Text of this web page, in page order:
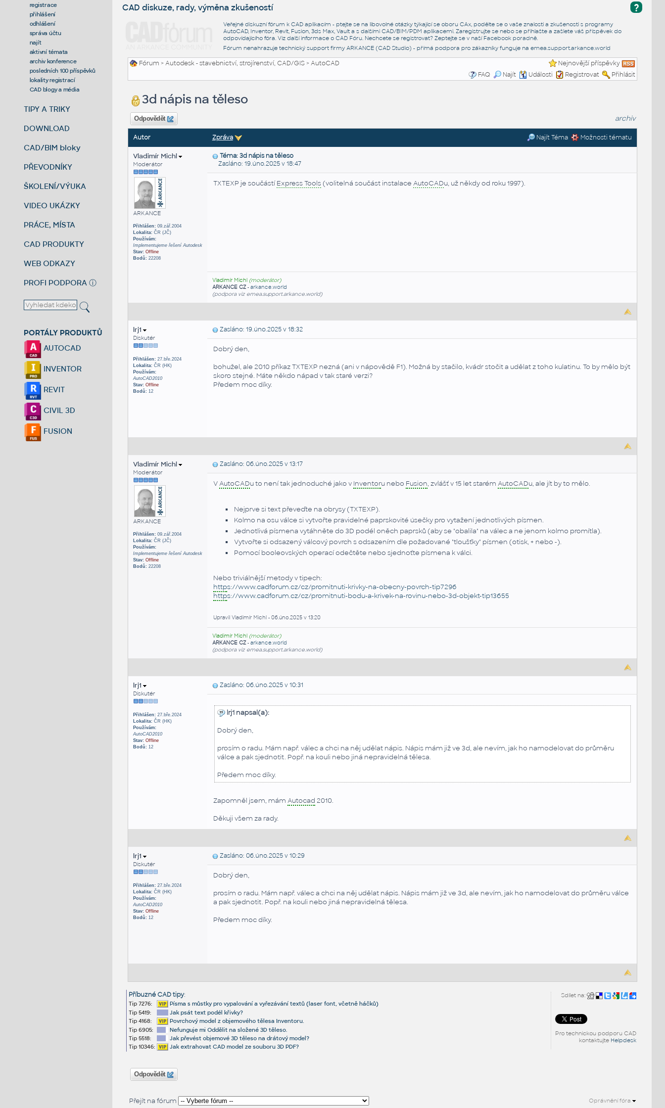
registrace
přihlášení
odhlášení
správa účtu
najít
aktivní témata
archiv konference
posledních 100 příspěvků
lokality registrací
CAD blogy a média
TIPY A TRIKY
DOWNLOAD
CAD/BIM bloky
PŘEVODNÍKY
ŠKOLENÍ/VÝUKA
VIDEO UKÁZKY
PRÁCE, MÍSTA
CAD PRODUKTY
WEB ODKAZY
PROFI PODPORA ⓘ
PORTÁLY PRODUKTŮ
AUTOCAD
INVENTOR
REVIT
CIVIL 3D
FUSION
?
CAD diskuze, rady, výměna zkušeností
Veřejné diskuzní fórum k CAD aplikacím - ptejte se na libovolné otázky týkající se oboru CAx, podělte se o vaše znalosti a zkušenosti s programy
AutoCAD, Inventor, Revit, Fusion, 3ds Max, Vault a s dalšími CAD/BIM/PDM aplikacemi. Zaregistrujte se nebo se přihlašte a zašlete váš příspěvek do
odpovídajícího fóra. Viz další informace o CAD Fóru. Nechcete se registrovat? Zeptejte se v naší Facebook poradně.
Fórum nenahrazuje technický support firmy ARKANCE (CAD Studio) - přímá podpora pro zákazníky funguje na emea.support.arkance.world
Fórum >Autodesk - stavebnictví, strojírenství, CAD/GIS>AutoCAD
Nejnovější příspěvky
FAQ
Najít Události Registrovat Přihlásit
3d nápis na těleso
Odpovědět archiv
Autor Zpráva Najít Téma Možnosti tématu
Vladimír Michl
Moderátor
ARKANCE
Přihlášen:09.zář.2004
Lokalita:ČR (JČ)
Používám:
Implementujeme řešení Autodesk
Stav: Offline
Bodů:22208
Téma: 3d nápis na těleso
Zasláno: 19.úno.2025 v 18:47
TXTEXP je součástíExpress Tools(volitelná součást instalace AutoCADu, už někdy od roku 1997).
Vladimír Michl (moderátor)
ARKANCE CZ- arkance.world
(podpora viz emea.support.arkance.world)
lrj1
Diskutér
Přihlášen:27.bře.2024
Lokalita:ČR (HK)
Používám:
AutoCAD2010
Stav: Offline
Bodů:12
Zasláno: 19.úno.2025 v 18:32
Dobrý den,
bohužel, ale 2010 příkaz TXTEXP nezná (ani v nápovědě F1). Možná by stačilo, kvádr stočit a udělat z toho kulatinu. To by mělo být
skoro stejné. Máte někdo nápad v tak staré verzi?
Předem moc díky.
Vladimír Michl
Moderátor
ARKANCE
Přihlášen:09.zář.2004
Lokalita:ČR (JČ)
Používám:
Implementujeme řešení Autodesk
Stav: Offline
Bodů:22208
Zasláno: 06.úno.2025 v 13:17
VAutoCADu to není tak jednoduché jako v Inventoru nebo Fusion, zvlášť v 15 let starém AutoCADu, ale jít by to mělo.
Nejprve si text převeďte na obrysy (TXTEXP).
Kolmo na osu válce si vytvořte pravidelné paprskovité úsečky pro vytažení jednotlivých písmen.
Jednotlivá písmena vytáhněte do 3D podél oněch paprsků (aby se "obalila" na válec a ne jenom kolmo promítla).
Vytvořte si odsazený válcový povrch s odsazením dle požadované "tloušťky" písmen (otisk, + nebo -).
Pomocí booleovských operací odečtěte nebo sjednoťte písmena k válci.
Nebo triviálnější metody v tipech:
https://www.cadforum.cz/cz/promitnuti-krivky-na-obecny-povrch-tip7296
https://www.cadforum.cz/cz/promitnuti-bodu-a-krivek-na-rovinu-nebo-3d-objekt-tip13655
Upravil Vladimír Michl - 06.úno.2025 v 13:20
Vladimír Michl (moderátor)
ARKANCE CZ- arkance.world
(podpora viz emea.support.arkance.world)
lrj1
Diskutér
Přihlášen:27.bře.2024
Lokalita:ČR (HK)
Používám:
AutoCAD2010
Stav: Offline
Bodů:12
Zasláno: 06.úno.2025 v 10:31
lrj1 napsal(a):
Dobrý den,
prosím o radu. Mám např. válec a chci na něj udělat nápis. Nápis mám již ve 3d, ale nevím, jak ho namodelovat do průměru
válce a pak sjednotit. Popř. na kouli nebo jiná nepravidelná tělesa.
Předem moc díky.
Zapomněl jsem, mám Autocad 2010.
Děkuji všem za rady.
lrj1
Diskutér
Přihlášen:27.bře.2024
Lokalita:ČR (HK)
Používám:
AutoCAD2010
Stav: Offline
Bodů:12
Zasláno: 06.úno.2025 v 10:29
Dobrý den,
prosím o radu. Mám např. válec a chci na něj udělat nápis. Nápis mám již ve 3d, ale nevím, jak ho namodelovat do průměru válce
a pak sjednotit. Popř. na kouli nebo jiná nepravidelná tělesa.
Předem moc díky.
Sdílet na:
Pro technickou podporu CAD
kontaktujte Helpdesk
Příbuzné CAD tipy:
Tip 7276:
Písma s můstky pro vypalování a vyřezávání textů (laser font, včetně háčků)
Tip 5419:
Jak psát text podél křivky?
Tip 4168:
Povrchový model z objemového tělesa Inventoru.
Tip 6905:
Nefunguje mi Oddělit na složené 3D těleso.
Tip 5518:
Jak převést objemové 3D těleso na drátový model?
Tip 10346:
Jak extrahovat CAD model ze souboru 3D PDF?
Odpovědět
Přejít na fórum Oprávnění fóra